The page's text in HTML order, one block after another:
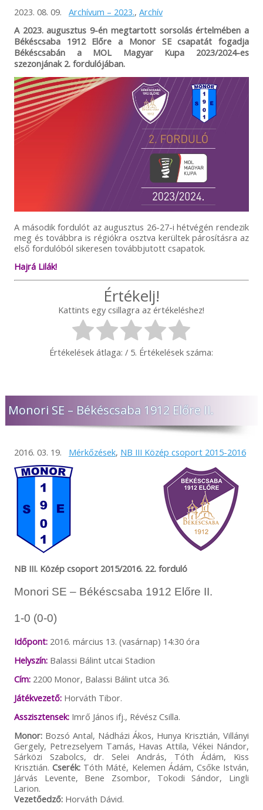
2023. 08. 09. Archívum – 2023., Archív
A 2023. augusztus 9-én megtartott sorsolás értelmében a
Békéscsaba 1912 Előre a Monor SE csapatát fogadja
Békéscsabán a MOL Magyar Kupa 2023/2024-es
szezonjának 2. fordulójában.
A második fordulót az augusztus 26-27-i hétvégén rendezik
meg és továbbra is régiókra osztva kerültek párosításra az
első fordulóból sikeresen továbbjutott csapatok.
Hajrá Lilák!
Értékelj!
Kattints egy csillagra az értékeléshez!
Értékelések átlaga:/ 5. Értékelések száma:
Monori SE – Békéscsaba 1912 Előre II.
2016. 03. 19. Mérkőzések, NB III Közép csoport 2015-2016
NB III. Közép csoport 2015/2016. 22. forduló
Monori SE – Békéscsaba 1912 Előre II.
1-0 (0-0)
Időpont:2016. március 13. (vasárnap) 14:30 óra
Helyszín:Balassi Bálint utcai Stadion
Cím:2200 Monor, Balassi Bálint utca 36.
Játékvezető:Horváth Tibor.
Asszisztensek:Imrő János ifj., Révész Csilla.
Monor:Bozsó Antal, Nádházi Ákos, Hunya Krisztián, Villányi
Gergely, Petrezselyem Tamás, Havas Attila, Vékei Nándor,
Sárközi Szabolcs, dr. Selei András, Tóth Ádám, Kiss
Krisztián.Cserék: Tóth Máté, Kelemen Ádám, Csőke István,
Járvás Levente, Bene Zsombor, Tokodi Sándor, Lingli
Larion.
Vezetőedző:Horváth Dávid.